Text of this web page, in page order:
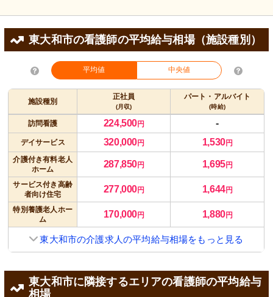
東大和市の看護師の平均給与相場（施設種別）
平均値 中央値
施設種別
正社員
(月収)
パート・アルバイト
(時給)
訪問看護 224,500円 -
デイサービス 320,000円 1,530円
介護付き有料老人
ホーム
287,850円 1,695円
サービス付き高齢
者向け住宅
277,000円 1,644円
特別養護老人ホー
ム
170,000円 1,880円
東大和市の介護求人の平均給与相場をもっと見る
東大和市に隣接するエリアの看護師の平均給与
相場